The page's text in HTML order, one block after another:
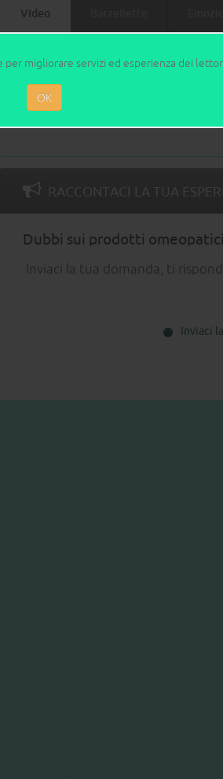
per migliorare servizi ed esperienza dei
OK
Video
RACCONTACI LA TUA
Dubbi sui prodotti
Inviaci la tua domanda, ti
Inviaci